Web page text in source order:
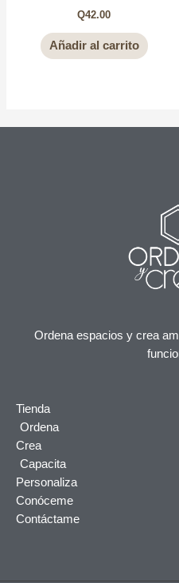
Q42.00
Añadir al carrito
Ordena espacios y crea
Tienda
Ordena
Crea
Capacita
Personaliza
Conóceme
Contáctame